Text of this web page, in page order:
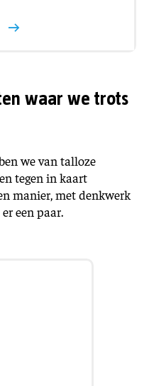
waar we trots
we van talloze
tegen in kaart
manier, met denkwerk
een paar.